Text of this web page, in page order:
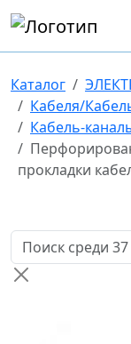
Каталог
Кабеля/
Кабель-
прокладки
Поиск товаров